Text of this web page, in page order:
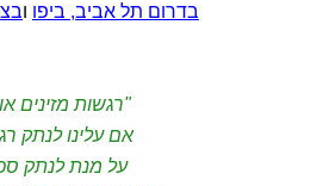
בדרום תל אביב, ביפו ו
"רגשות מזינים
אם עלינו לנתק
על מנת לנתק